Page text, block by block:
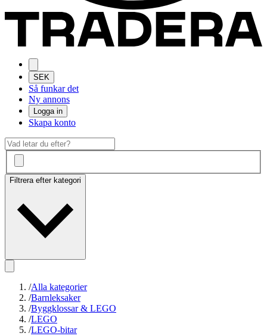
SEK
Så funkar det
Ny annons
Logga in
Skapa konto
Filtrera efter kategori
/Alla kategorier
/Barnleksaker
/Byggklossar & LEGO
/LEGO
/LEGO-bitar